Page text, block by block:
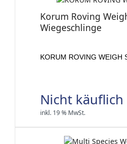
Korum Roving
Wiegeschlinge
KORUM ROVING WEIGH
Nicht käuflich
inkl. 19 % MwSt.